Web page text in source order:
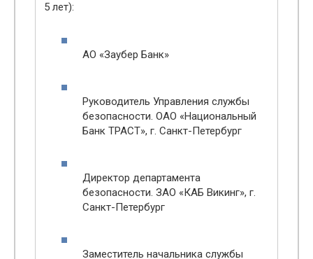
5 лет):
АО «Заубер Банк»
Руководитель Управления службы
безопасности. ОАО «Национальный
Банк ТРАСТ», г. Санкт-Петербург
Директор департамента
безопасности. ЗАО «КАБ Викинг», г.
Санкт-Петербург
Заместитель начальника службы